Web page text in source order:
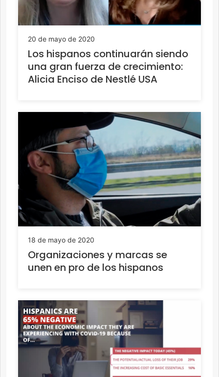
20 de mayo de 2020
Los hispanos continuarán siendo
una gran fuerza de crecimiento:
Alicia Enciso de Nestlé USA
18 de mayo de 2020
Organizaciones y marcas se
unen en pro de los hispanos